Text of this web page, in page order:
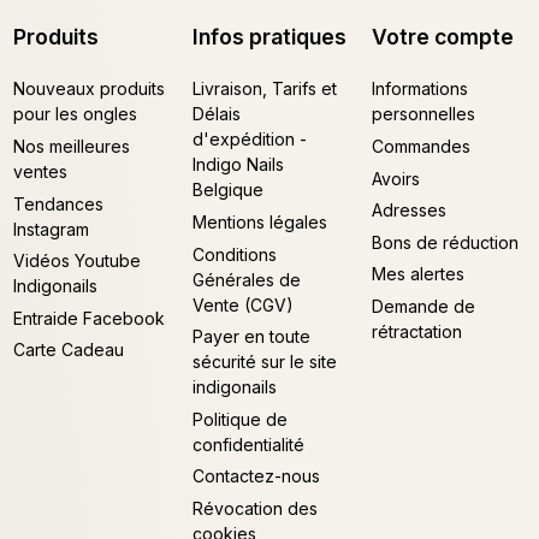
Produits
Nouveaux produits
pour les ongles
Nos meilleures
ventes
Tendances
Instagram
Vidéos Youtube
Indigonails
Entraide Facebook
Carte Cadeau
Infos pratiques
Livraison, Tarifs et
Délais
d'expédition -
Indigo Nails
Belgique
Mentions légales
Conditions
Générales de
Vente (CGV)
Payer en toute
sécurité sur le site
indigonails
Politique de
confidentialité
Contactez-nous
Révocation des
cookies
Votre compte
Informations
personnelles
Commandes
Avoirs
Adresses
Bons de réduction
Mes alertes
Demande de
rétractation